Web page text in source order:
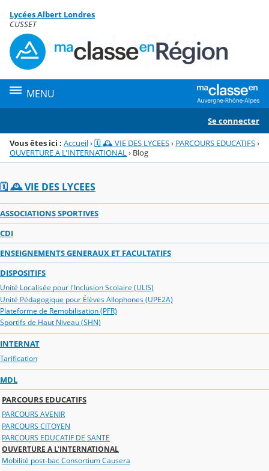
Menu de la rubrique
Contenu
Lycées Albert Londres
CUSSET
MENU
Se connecter
Vous êtes ici : Accueil›🗓️ 🕰️ VIE DES LYCEES› PARCOURS EDUCATIFS›
OUVERTURE A L'INTERNATIONAL › Blog
🗓️ 🕰️ VIE DES LYCEES
ASSOCIATIONS SPORTIVES
CDI
ENSEIGNEMENTS GENERAUX ET FACULTATIFS
DISPOSITIFS
Unité Localisée pour l'Inclusion Scolaire (ULIS)
Unité Pédagogique pour Élèves Allophones (UPE2A)
Plateforme de Remobilisation (PFR)
Sportifs de Haut Niveau (SHN)
INTERNAT
Tarification
MDL
PARCOURS EDUCATIFS
PARCOURS AVENIR
PARCOURS CITOYEN
PARCOURS EDUCATIF DE SANTE
OUVERTURE A L'INTERNATIONAL
Mobilité post-bac Consortium Causera